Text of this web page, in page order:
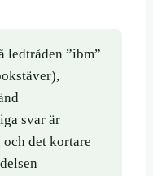
ledtråden ”ibm”
svar är
det kortare